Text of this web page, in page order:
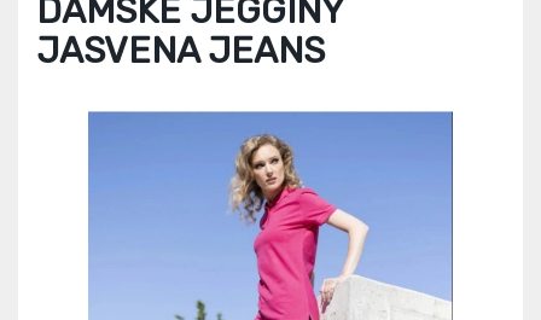
DÁMSKÉ JEGGINY
JASVENA JEANS